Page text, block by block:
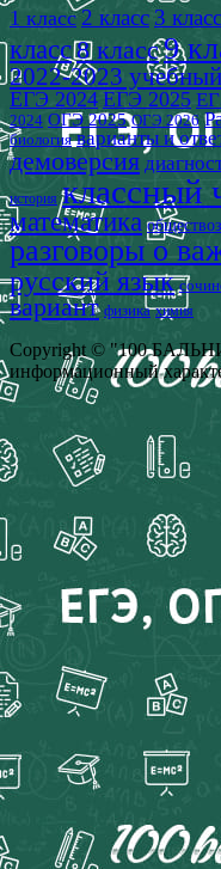
1 класс 2 класс 3 класс
класс8 класс9
2022-2023
ЕГЭ 2024 ЕГЭ 2025
2024 ОГЭ 2025 ОГЭ 2026
биология варианты и
демоверсия
история классный
математика
разговоры о
русский язык
вариант физика химия
Copyright © "100
информационный